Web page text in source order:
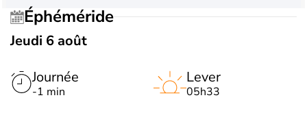
Éphéméride
Jeudi 6 août
Journée
-1 min
Lever
05h33